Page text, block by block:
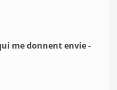
me donnent envie -